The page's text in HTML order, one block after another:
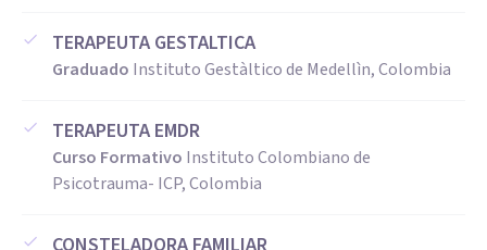
TERAPEUTA GESTALTICA
Graduado Instituto Gestàltico de Medellìn, Colombia
TERAPEUTA EMDR
Curso Formativo Instituto Colombiano de
Psicotrauma- ICP, Colombia